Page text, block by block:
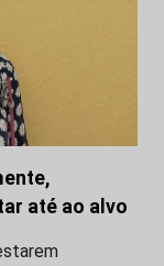
até ao alvo